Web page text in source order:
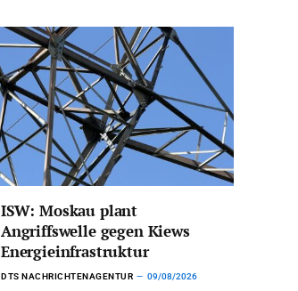
ISW: Moskau plant
Angriffswelle gegen Kiews
Energieinfrastruktur
DTS NACHRICHTENAGENTUR 09/08/2026